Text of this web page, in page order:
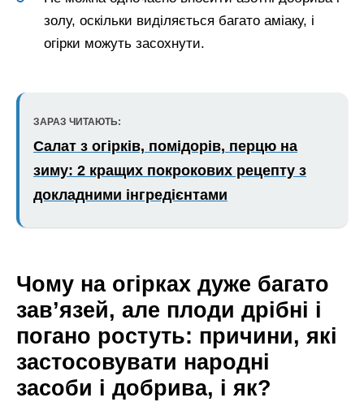
золу, оскільки виділяється багато аміаку, і
огірки можуть засохнути.
ЗАРАЗ ЧИТАЮТЬ:
Салат з огірків, помідорів, перцю на
зиму: 2 кращих покрокових рецепту з
докладними інгредієнтами
Чому на огірках дуже багато
зав’язей, але плоди дрібні і
погано ростуть: причини, які
застосовувати народні
засоби і добрива, і як?